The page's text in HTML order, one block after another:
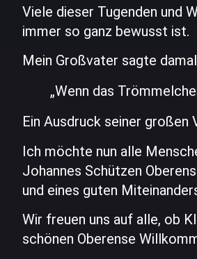
Viele dieser Tugenden und
immer so ganz bewusst ist.
Mein Großvater sagte
„Wenn das
Ein Ausdruck seiner großen
Ich möchte nun alle
Johannes Schützen
und eines guten
Wir freuen uns auf alle, ob
schönen Oberense